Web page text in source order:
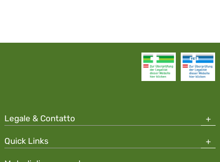
Legale & Contatto
Quick Links